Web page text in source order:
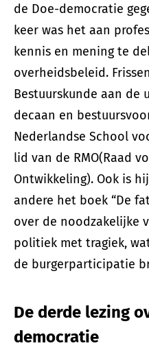
de Doe-democratie
keer was het aan
kennis en mening te
overheidsbeleid.
Bestuurskunde aan de
decaan en
Nederlandse School
lid van de RMO(Raad
Ontwikkeling). Ook is
andere het boek “De
over de noodzakelijke
politiek met tragiek,
de burgerparticipatie
De derde lezing
democratie